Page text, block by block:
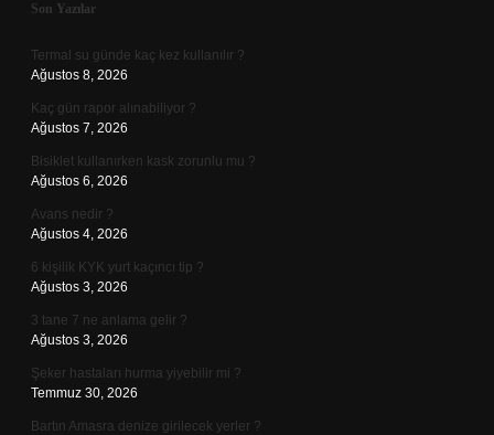
Sidebar
Son Yazılar
Termal su günde kaç kez kullanılır ?
Ağustos 8, 2026
Kaç gün rapor alınabiliyor ?
Ağustos 7, 2026
Bisiklet kullanırken kask zorunlu mu ?
Ağustos 6, 2026
Avans nedir ?
Ağustos 4, 2026
6 kişilik KYK yurt kaçıncı tip ?
Ağustos 3, 2026
3 tane 7 ne anlama gelir ?
Ağustos 3, 2026
Şeker hastaları hurma yiyebilir mi ?
Temmuz 30, 2026
Bartın Amasra denize girilecek yerler ?